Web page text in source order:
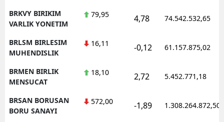
BRKVY BIRIKIM
VARLIK YONETIM
79,95 4,78 74.542.532,65
BRLSM BIRLESIM
MUHENDISLIK
16,11 -0,12 61.157.875,02
BRMEN BIRLIK
MENSUCAT
18,10 2,72 5.452.771,18
BRSAN BORUSAN
BORU SANAYI
572,00 -1,89 1.308.264.872,50